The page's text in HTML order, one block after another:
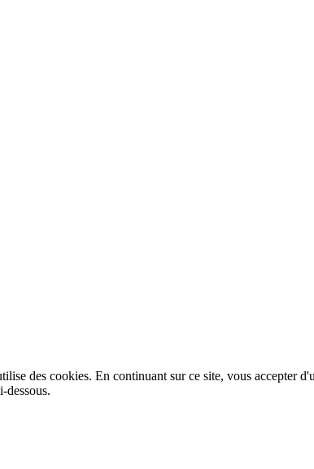
des cookies. En continuant sur ce site, vous accepter
dessous.